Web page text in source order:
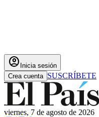
account_circle Inicia sesión
Crea cuenta SUSCRÍBETE
viernes, 7 de agosto de 2026